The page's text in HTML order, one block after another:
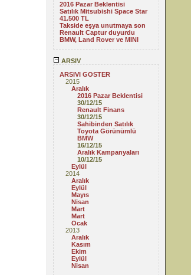
2016 Pazar Beklentisi
Satılık Mitsubishi Space Star
41.500 TL
Takside eşya unutmaya son
Renault Captur duyurdu
BMW, Land Rover ve MINI
ARSIV
ARSIVI GOSTER
2015
Aralık
2016 Pazar Beklentisi
30/12/15
Renault Finans
30/12/15
Sahibinden Satılık
Toyota Görünümlü
BMW
16/12/15
Aralık Kampanyaları
10/12/15
Eylül
2014
Aralık
Eylül
Mayıs
Nisan
Mart
Mart
Ocak
2013
Aralık
Kasım
Ekim
Eylül
Nisan